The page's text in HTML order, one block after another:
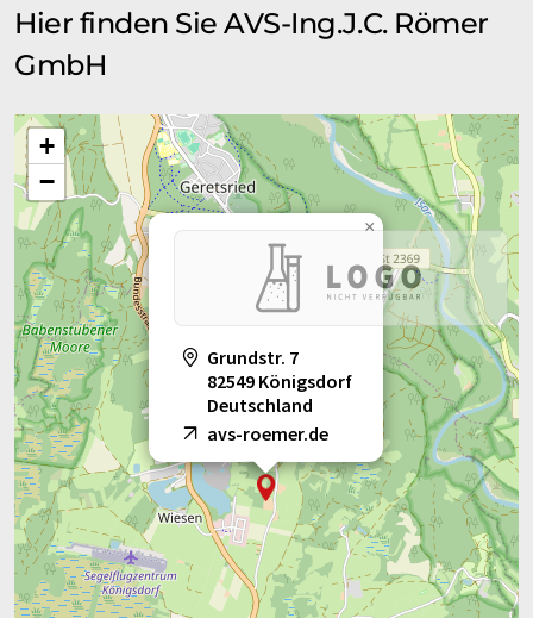
Hier finden Sie AVS-Ing.J.C. Römer
GmbH
Grundstr. 7
82549 Königsdorf
Deutschland
avs-roemer.de
×
+
−